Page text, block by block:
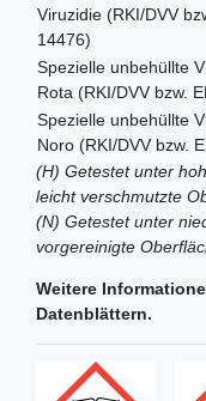
Viruzidie (RKI/DVV
14476)
Spezielle unbehüllte
Rota (RKI/DVV bzw.
Spezielle unbehüllte
Noro (RKI/DVV bzw.
(H) Getestet unter
leicht verschmutzte
(N) Getestet unter
vorgereinigte
Weitere
Datenblättern.